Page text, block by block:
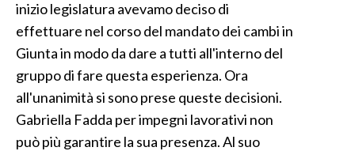
NECROLOGI
PUBBLICITÀ
SPIAGGE
STORE
inizio legislatura avevamo deciso di
effettuare nel corso del mandato dei cambi in
Giunta in modo da dare a tutti all'interno del
gruppo di fare questa esperienza. Ora
all'unanimità si sono prese queste decisioni.
Gabriella Fadda per impegni lavorativi non
può più garantire la sua presenza. Al suo